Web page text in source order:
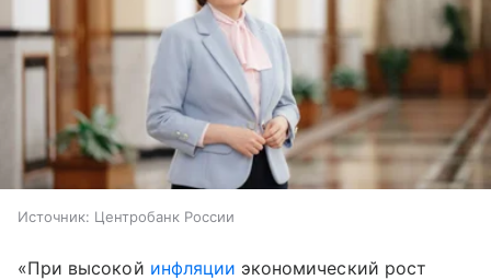
Источник: Центробанк России
«При высокой инфляции экономический рост